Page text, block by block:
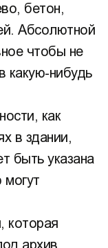
бетон,
Абсолютной
чтобы не
какую-нибудь
как
в здании,
быть указана
могут
которая
архив